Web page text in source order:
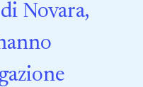
Novara,